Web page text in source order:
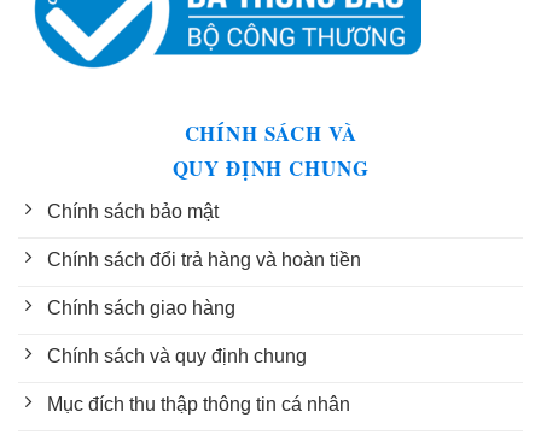
CHÍNH SÁCH VÀ
QUY ĐỊNH CHUNG
Chính sách bảo mật
Chính sách đổi trả hàng và hoàn tiền
Chính sách giao hàng
Chính sách và quy định chung
Mục đích thu thập thông tin cá nhân